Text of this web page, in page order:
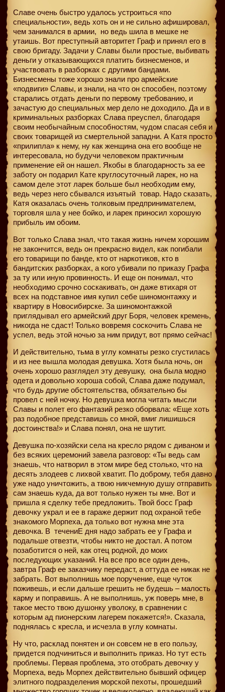
Славе очень быстро удалось устроиться «по
специальности», ведь хоть он и не сильно афишировал,
чем занимался в армии, но ведь шила в мешке не
утаишь. Вот преступный авторитет Граф и принял его в
свою бригаду. Задачи у Славы были простые, выбивать
деньги у отказывающихся платить бизнесменов, и
участвовать в разборках с другими бандами.
Бизнесмены тоже хорошо знали про армейские
«подвиги» Славы, и знали, на что он способен, поэтому
старались отдать деньги по первому требованию, и
зачастую до специальных мер дело не доходило. Да и в
криминальных разборках Слава преуспел, благодаря
своим необычайным способностям, чудом спасая себя и
своих товарищей из смертельной западни. А Катя просто
«прилипла» к нему, ну как женщина она его вообще не
интересовала, но будучи человеком практичным
применение ей он нашел. Якобы в благодарность за ее
заботу он подарил Кате круглосуточный ларек, но на
самом деле этот ларек больше был необходим ему,
ведь через него сбывался изъятый товар. Надо сказать,
Катя оказалась очень толковым предпринимателем,
торговля шла у нее бойко, и ларек приносил хорошую
прибыль им обоим.
Вот только Слава знал, что такая жизнь ничем хорошим
не закончится, ведь он прекрасно видел, как погибали
его товарищи по банде, кто от наркотиков, кто в
бандитских разборках, а кого убивали по приказу Графа
за ту или иную провинность. И еще он понимал, что
необходимо срочно соскакивать, он даже втихаря от
всех на подставное имя купил себе шиномонтажку и
квартиру в Новосибирске. За шиномонтажкой
приглядывал его армейский друг Боря, человек кремень,
никогда не сдаст! Только вовремя соскочить Слава не
успел, ведь этой ночью за ним придут, вот прямо сейчас!
И действительно, тьма в углу комнаты резко сгустилась
и из нее вышла молодая девушка. Хотя была ночь, он
очень хорошо разглядел эту девушку, она была модно
одета и довольно хороша собой, Слава даже подумал,
что будь другие обстоятельства, обязательно бы
провел с ней ночку. Но девушка могла читать мысли
Славы и полет его фантазий резко оборвала: «Еще хоть
раз подобное представишь со мной, вмиг лишишься
достоинства!» и Слава понял, она не шутит.
Девушка по-хозяйски села на кресло рядом с диваном и
без всяких церемоний завела разговор: «Ты ведь сам
знаешь, что натворил в этом мире бед столько, что на
десять злодеев с лихвой хватит. По доброму, тебя давно
уже надо уничтожить, а твою никчемную душу отправить
сам знаешь куда, да вот только нужен ты мне. Вот и
пришла я сделку тебе предложить. Твой босс Граф
девочку украл и ее в гараже держит под охраной тебе
знакомого Морпеха, да только вот нужна мне эта
девочка. В течениЕ дня надо забрать ее у Графа и
подальше отвезти, чтобы никто не достал. А потом
позаботится о ней, как отец родной, до моих
последующих указаний. На все про все один день,
завтра Граф ее заказчику передаст, а оттуда ее никак не
забрать. Вот выполнишь мое поручение, еще чуток
поживешь, и если дальше грешить не будешь – малость
карму и поправишь. А не выполнишь, уж поверь мне, в
такое место твою душонку уволоку, в сравнении с
которым ад пионерским лагерем покажется!». Сказала,
поднялась с кресла, и исчезла в углу комнаты.
Ну что, расклад понятен и он совсем не в его пользу,
придется подчиниться и выполнить приказ. Но тут есть
проблемы. Первая проблема, это отобрать девочку у
Морпеха, ведь Морпех действительно бывший офицер
элитного подразделения морской пехоты, прошедший